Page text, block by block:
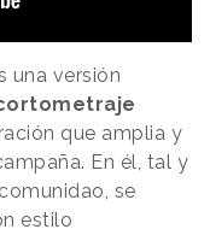
una versión
que amplia y
En él, tal y
se
estilo